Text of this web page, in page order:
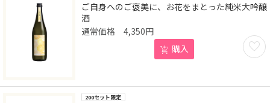
ご自身へのご褒美に、お花をまとった純米大吟醸
酒
お気
4,350円
購入
200セット限定